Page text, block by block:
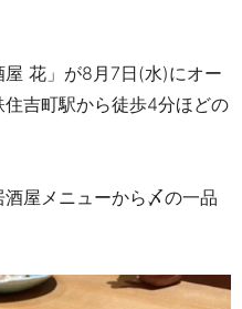
屋 花」が8月7日(水)にオー
住吉町駅から徒歩4分ほどの
屋メニューから〆の一品